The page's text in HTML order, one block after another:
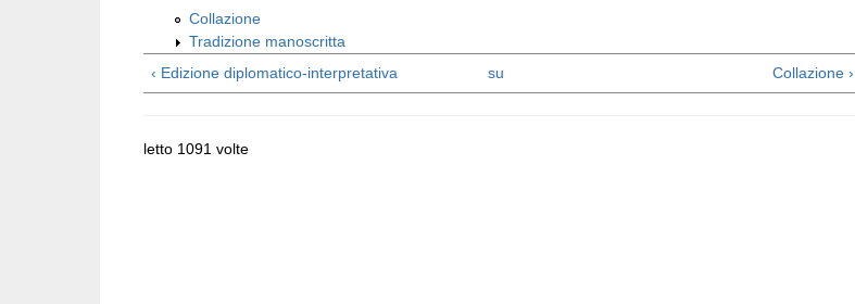
Collazione
Tradizione manoscritta
‹ Edizione diplomatico-interpretativa
su Collazione ›
letto 1091 volte